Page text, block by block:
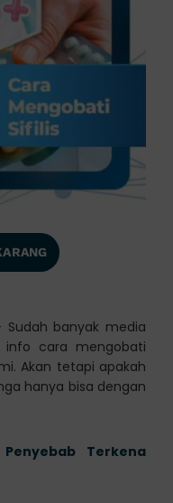
Sudah banyak media
info cara mengobati
Akan tetapi apakah
hanya bisa dengan
Terkena